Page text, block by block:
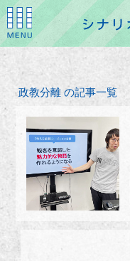
政教分離 の記事一覧